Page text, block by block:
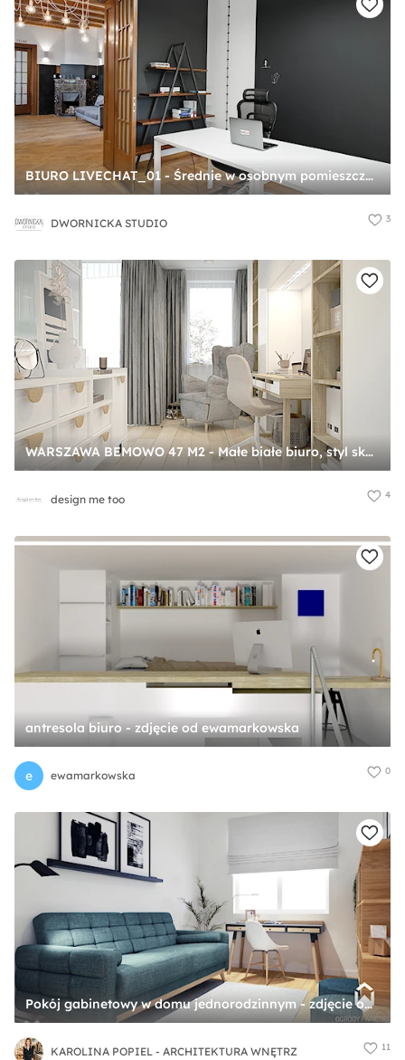
BIURO LIVECHAT_01 - Średnie w osobnym pomieszczeniu białe czarne biuro, styl industrialny - zdjęcie od DWORNICKA STUDIO
DWORNICKA STUDIO 3
WARSZAWA BEMOWO 47 M2 - Małe białe biuro, styl skandynawski - zdjęcie od design me too
design me too 4
antresola biuro - zdjęcie od ewamarkowska
e ewamarkowska 0
Pokój gabinetowy w domu jednorodzinnym - zdjęcie od KAROLINA POPIEL - ARCHITEKTURA WNĘTRZ
KAROLINA POPIEL - ARCHITEKTURA WNĘTRZ 11